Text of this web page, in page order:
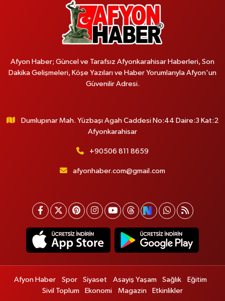
Afyon Haber; Güncel ve Tarafsız Afyonkarahisar Haberleri, Son
Dakika Gelişmeleri, Köşe Yazıları ve Haber Yorumlarıyla Afyon'un
Güvenilir Adresi.
Dumlupınar Mah. Yüzbaşı Agah Caddesi No:44 Daire:3 Kat:2
Afyonkarahisar
+90506 811 8659
afyonhaber.com@gmail.com
Afyon Haber Spor Siyaset Asayiş Yaşam Sağlık
Eğitim
Sivil Toplum
Ekonomi Magazin Etkinlikler